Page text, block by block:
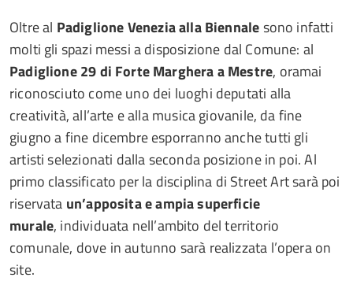
Oltre al Padiglione Venezia alla Biennalesono infatti
molti gli spazi messi a disposizione dal Comune: al
Padiglione 29 di Forte Marghera a Mestre, oramai
riconosciuto come uno dei luoghi deputati alla
creatività, all’arte e alla musica giovanile, da fine
giugno a fine dicembre esporranno anche tutti gli
artisti selezionati dalla seconda posizione in poi. Al
primo classificato per la disciplina di Street Art sarà poi
riservata un’apposita e ampia superficie
murale, individuata nell’ambito del territorio
comunale, dove in autunno sarà realizzata l’opera on
site.